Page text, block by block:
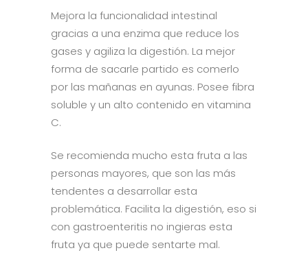
Mejora la funcionalidad intestinal
gracias a una enzima que reduce los
gases y agiliza la digestión. La mejor
forma de sacarle partido es comerlo
por las mañanas en ayunas. Posee fibra
soluble y un alto contenido en vitamina
C.
Se recomienda mucho esta fruta a las
personas mayores, que son las más
tendentes a desarrollar esta
problemática. Facilita la digestión, eso si
con gastroenteritis no ingieras esta
fruta ya que puede sentarte mal.